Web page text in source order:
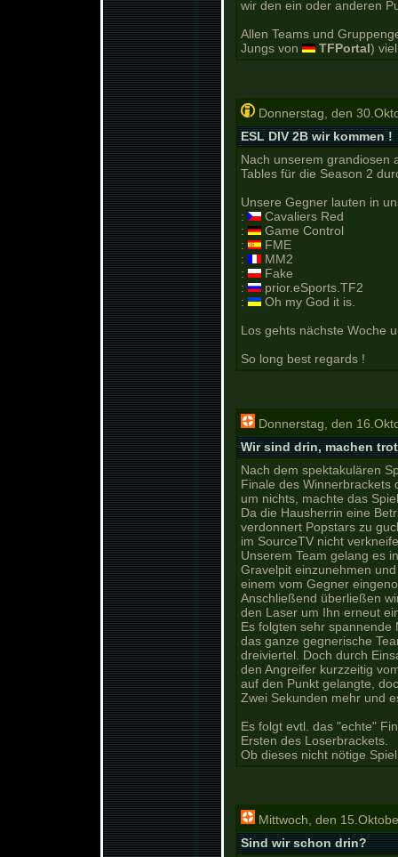
wir den ein oder anderen
Allen Teams und
Jungs von
TFPortal)
Donnerstag, den
ESL DIV 2B wir kommen !
Nach unserem grandiosen
Tables für die Season 2
Unsere Gegner lauten in
:
Cavaliers Red
:
Game Control
:
FME
:
MM2
:
Fake
:
prior.eSports.TF2
:
Oh my God it is.
Los gehts nächste Woche
So long best regards !
Donnerstag, den
Wir sind drin, machen
Nach dem spektakulären
Finale des Winnerbrackets
um nichts, machte das
Da die Hausherrin eine
verdonnert Popstars zu
im SourceTV nicht
Unserem Team gelang es
Gravelpit einzunehmen
einem vom Gegner
Anschließend überließen
den Laser um Ihn erneut
Es folgten sehr
das ganze gegnerische
dreiviertel. Doch durch
den Angreifer kurzzeitig
auf den Punkt gelangte,
Zwei Sekunden mehr und
Es folgt evtl. das "echte"
Ersten des Loserbrackets.
Ob dieses nicht nötige
Mittwoch, den
Sind wir schon drin?